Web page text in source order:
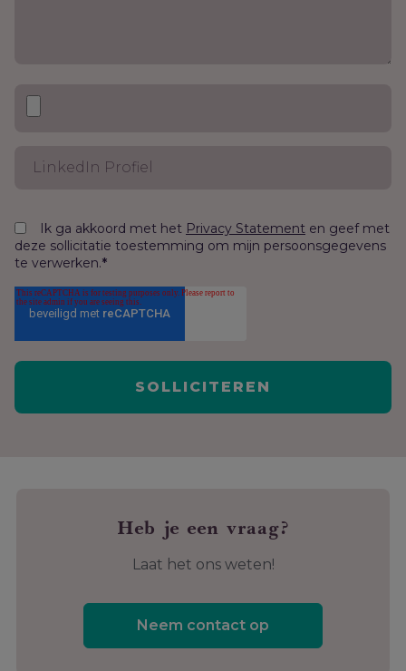
Ik ga akkoord met het Privacy Statement en geef met
deze sollicitatie toestemming om mijn persoonsgegevens
te verwerken.*
Heb je een vraag?
Laat het ons weten!
Neem contact op